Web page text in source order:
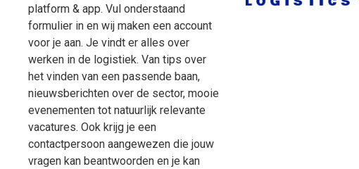
platform & app. Vul onderstaand
formulier in en wij maken een account
voor je aan. Je vindt er alles over
werken in de logistiek. Van tips over
het vinden van een passende baan,
nieuwsberichten over de sector, mooie
evenementen tot natuurlijk relevante
vacatures. Ook krijg je een
contactpersoon aangewezen die jouw
vragen kan beantwoorden en je kan